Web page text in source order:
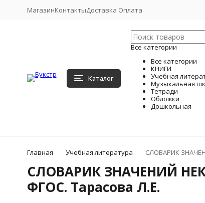
МагазинКонтактыДоставка Оплата
Каталог
Все категории
Все категории
КНИГИ
Учебная
Музыкальная
Тетради
Обложки
Дошкольная
Главная Учебная литература СЛОВАРИК
СЛОВАРИК ЗНАЧЕНИЙ
ФГОС. Тарасова Л.Е.